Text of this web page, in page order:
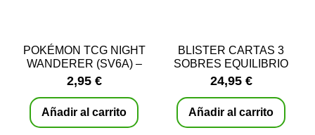
POKÉMON TCG NIGHT
WANDERER (SV6A) –
SOBRES COREANOS
2,95 €
Añadir al carrito
BLISTER CARTAS 3
SOBRES EQUILIBRIO
PERFECTO POKEMON |
ESPAÑOL
24,95 €
Añadir al carrito